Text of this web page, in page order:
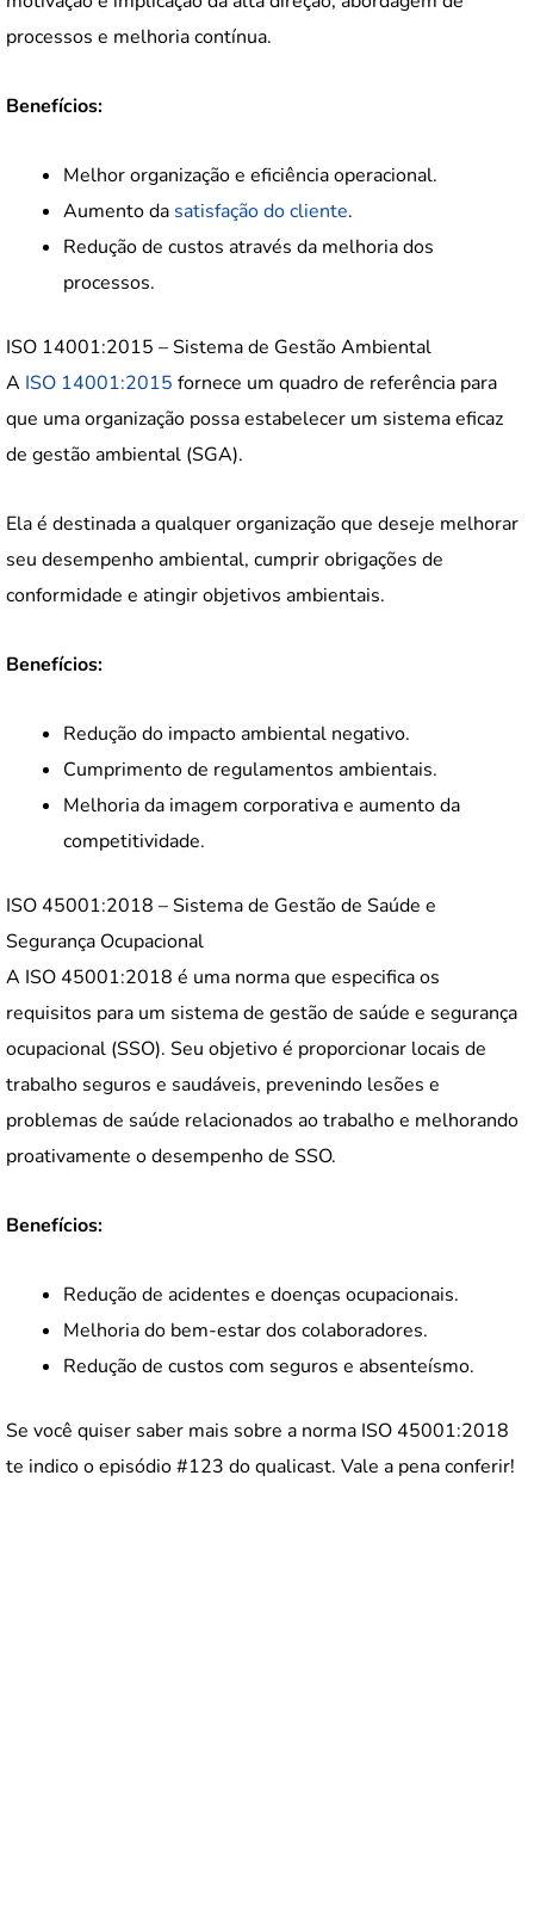
processos e melhoria contínua.
Benefícios:
Melhor organização e eficiência operacional.
Aumento da satisfação do cliente.
Redução de custos através da melhoria dos
processos.
ISO 14001:2015 – Sistema de Gestão Ambiental
A ISO 14001:2015 fornece um quadro de referência para
que uma organização possa estabelecer um sistema eficaz
de gestão ambiental (SGA).
Ela é destinada a qualquer organização que deseje melhorar
seu desempenho ambiental, cumprir obrigações de
conformidade e atingir objetivos ambientais.
Benefícios:
Redução do impacto ambiental negativo.
Cumprimento de regulamentos ambientais.
Melhoria da imagem corporativa e aumento da
competitividade.
ISO 45001:2018 – Sistema de Gestão de Saúde e
Segurança Ocupacional
A ISO 45001:2018 é uma norma que especifica os
requisitos para um sistema de gestão de saúde e segurança
ocupacional (SSO). Seu objetivo é proporcionar locais de
trabalho seguros e saudáveis, prevenindo lesões e
problemas de saúde relacionados ao trabalho e melhorando
proativamente o desempenho de SSO.
Benefícios:
Redução de acidentes e doenças ocupacionais.
Melhoria do bem-estar dos colaboradores.
Redução de custos com seguros e absenteísmo.
Se você quiser saber mais sobre a norma ISO 45001:2018
te indico o episódio #123 do qualicast. Vale a pena conferir!